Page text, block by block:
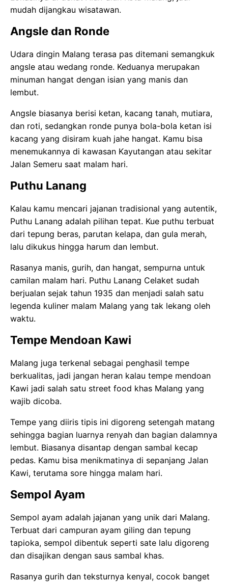
mudah dijangkau wisatawan.
Angsle dan Ronde
Udara dingin Malang terasa pas ditemani semangkuk
angsle atau wedang ronde. Keduanya merupakan
minuman hangat dengan isian yang manis dan
lembut.
Angsle biasanya berisi ketan, kacang tanah, mutiara,
dan roti, sedangkan ronde punya bola-bola ketan isi
kacang yang disiram kuah jahe hangat. Kamu bisa
menemukannya di kawasan Kayutangan atau sekitar
Jalan Semeru saat malam hari.
Puthu Lanang
Kalau kamu mencari jajanan tradisional yang autentik,
Puthu Lanang adalah pilihan tepat. Kue puthu terbuat
dari tepung beras, parutan kelapa, dan gula merah,
lalu dikukus hingga harum dan lembut.
Rasanya manis, gurih, dan hangat, sempurna untuk
camilan malam hari. Puthu Lanang Celaket sudah
berjualan sejak tahun 1935 dan menjadi salah satu
legenda kuliner malam Malang yang tak lekang oleh
waktu.
Tempe Mendoan Kawi
Malang juga terkenal sebagai penghasil tempe
berkualitas, jadi jangan heran kalau tempe mendoan
Kawi jadi salah satu street food khas Malang yang
wajib dicoba.
Tempe yang diiris tipis ini digoreng setengah matang
sehingga bagian luarnya renyah dan bagian dalamnya
lembut. Biasanya disantap dengan sambal kecap
pedas. Kamu bisa menikmatinya di sepanjang Jalan
Kawi, terutama sore hingga malam hari.
Sempol Ayam
Sempol ayam adalah jajanan yang unik dari Malang.
Terbuat dari campuran ayam giling dan tepung
tapioka, sempol dibentuk seperti sate lalu digoreng
dan disajikan dengan saus sambal khas.
Rasanya gurih dan teksturnya kenyal, cocok banget